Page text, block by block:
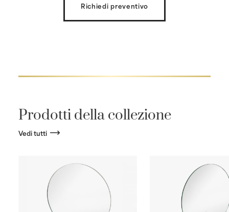
Richiedi preventivo
Prodotti della collezione
Vedi tutti